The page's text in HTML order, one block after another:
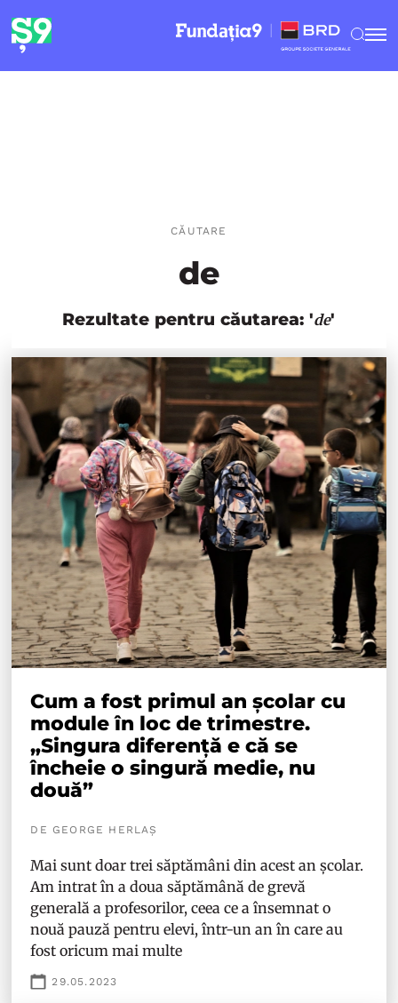
CĂUTARE
de
Rezultate pentru căutarea: 'de'
Cum a fost primul an școlar cu
module în loc de trimestre.
„Singura diferență e că se
încheie o singură medie, nu
două”
DE GEORGE HERLAȘ
Mai sunt doar trei săptămâni din acest an școlar.
Am intrat în a doua săptămână de grevă
generală a profesorilor, ceea ce a însemnat o
nouă pauză pentru elevi, într-un an în care au
fost oricum mai multe
29.05.2023